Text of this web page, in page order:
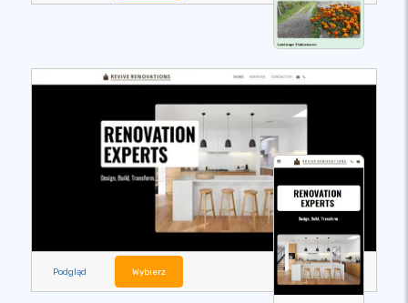
Podgląd Wybierz